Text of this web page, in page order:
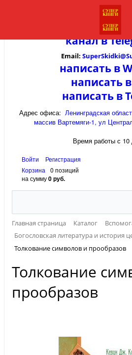
канал в
Email:
написать в
написать в
написать в
Адрес офиса: Ленинградская
массив Вартемяги-1, ул
Время работы с 10
Войти
Регистрация
Корзина
0 позиций
на сумму0 руб.
Главная страница Каталог
Богословская литература и история
Толкование символов и прообразов
Толкование
прообразов